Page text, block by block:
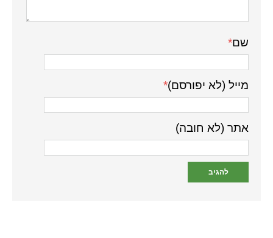
שם*
מייל (לא יפורסם)*
אתר (לא חובה)